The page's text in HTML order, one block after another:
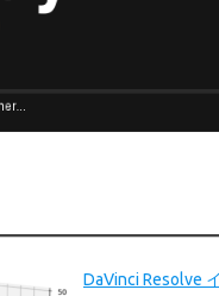
DaVinci Resolve